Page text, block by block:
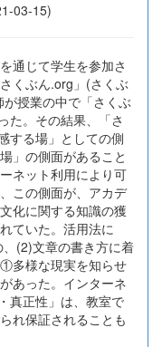
03-15)
通じて学生を参加さ
くぶん.org」(さくぶ
授業の中で「さくぶ
た。その結果、「さ
する場」としての側
」の側面があること
ネット利用により可
この側面が、アカデ
化に関する知識の獲
ていた。活用法に
(2)文章の書き方に着
多様な現実を知らせ
あった。インターネ
真正性」は、教室で
れ保証されることも